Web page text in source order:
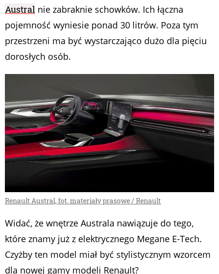
Austral nie zabraknie schowków. Ich łączna
pojemność wyniesie ponad 30 litrów. Poza tym
przestrzeni ma być wystarczająco dużo dla pięciu
dorosłych osób.
Renault Austral, fot. materiały prasowe / Renault
Widać, że wnętrze Australa nawiązuje do tego,
które znamy już z elektrycznego Megane E-Tech.
Czyżby ten model miał być stylistycznym wzorcem
dla nowej gamy modeli Renault?